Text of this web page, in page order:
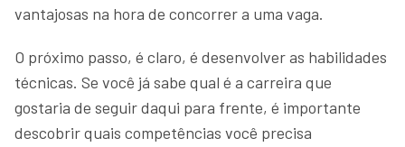
vantajosas na hora de concorrer a uma vaga.
O próximo passo, é claro, é desenvolver as habilidades
técnicas. Se você já sabe qual é a carreira que
gostaria de seguir daqui para frente, é importante
descobrir quais competências você precisa